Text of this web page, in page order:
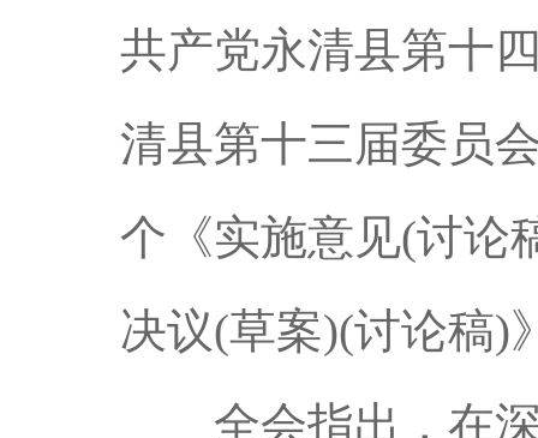
共产党永清县第十
清县第十三届委员
个《实施意见(讨论
决议(草案)(讨论稿)
全会指出，在深